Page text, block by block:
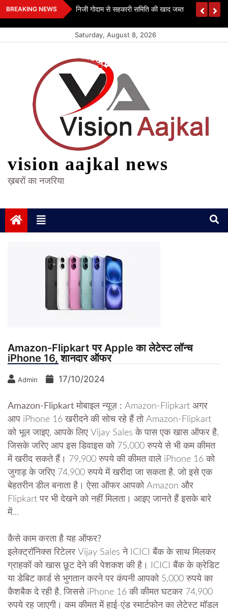
Skip
to
BREAKING NEWS निजी गोदाम से सहकारी समिति की खाद जब्त
Saturday, August 8, 2026
vision aajkal news
ख़बरों का नजरिया
Amazon-Flipkart पर Apple का लेटेस्ट लॉन्च
iPhone 16, शानदार ऑफर
Admin 17/10/2024
Amazon-Flipkart मोबाइल न्यूज़ : Amazon-Flipkart अगर
आप iPhone 16 खरीदने की सोच रहे हैं तो Amazon-Flipkart
को भूल जाइए, आपके लिए Vijay Sales के पास एक खास ऑफर है,
जिसके जरिए आप इस डिवाइस को 75,000 रुपये से भी कम कीमत
में खरीद सकते हैं। 79,900 रुपये की कीमत वाले iPhone 16 को
जुगाड़ के जरिए 74,900 रुपये में खरीदा जा सकता है, जो इसे एक
बेहतरीन डील बनाता है। ऐसा ऑफर आपको Amazon और
Flipkart पर भी देखने को नहीं मिलता। आइए जानते हैं इसके बारे
में…
कैसे काम करता है यह ऑफर?
इलेक्ट्रॉनिक्स रिटेलर Vijay Sales ने ICICI बैंक के साथ मिलकर
ग्राहकों को खास छूट देने की पेशकश की है। ICICI बैंक के क्रेडिट
या डेबिट कार्ड से भुगतान करने पर कंपनी आपको 5,000 रुपये का
कैशबैक दे रही है, जिससे iPhone 16 की कीमत घटकर 74,900
रुपये रह जाएगी। कम कीमत में हाई-एंड स्मार्टफोन का लेटेस्ट मॉडल